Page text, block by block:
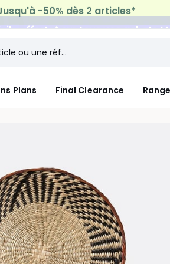
offerte*sur tous vos achats
Plans Final Clearance